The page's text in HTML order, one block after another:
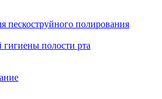
пескоструйного полирования
полости рта